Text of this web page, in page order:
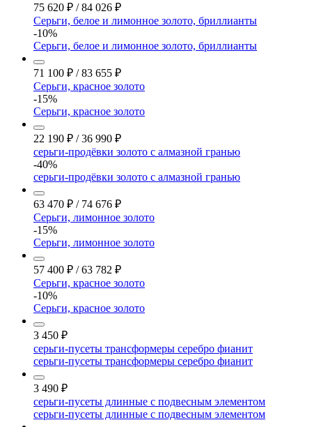
75 620 ₽ / 84 026 ₽
Серьги, белое и лимонное золото, бриллианты
-10%
Серьги, белое и лимонное золото, бриллианты
71 100 ₽ / 83 655 ₽
Серьги, красное золото
-15%
Серьги, красное золото
22 190 ₽ / 36 990 ₽
серьги-продёвки золото с алмазной гранью
-40%
серьги-продёвки золото с алмазной гранью
63 470 ₽ / 74 676 ₽
Серьги, лимонное золото
-15%
Серьги, лимонное золото
57 400 ₽ / 63 782 ₽
Серьги, красное золото
-10%
Серьги, красное золото
3 450 ₽
серьги-пусеты трансформеры серебро фианит
серьги-пусеты трансформеры серебро фианит
3 490 ₽
серьги-пусеты длинные с подвесным элементом
серьги-пусеты длинные с подвесным элементом